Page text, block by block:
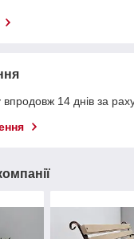
14 днів за